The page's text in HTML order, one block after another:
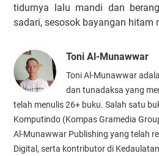
tidurnya lalu mandi dan
sadari, sesosok bayangan hitam
Toni Al-Munawwar
Toni Al-Munawwar
dan tunadaksa yang
telah menulis 26+ buku. Salah satu
Komputindo (Kompas Gramedia
Al-Munawwar Publishing yang telah
Digital, serta kontributor di